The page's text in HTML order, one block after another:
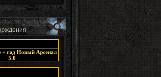
+ гид Новый Арсенал
5.0